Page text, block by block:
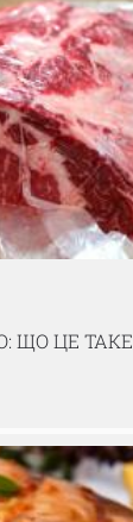
ЩО ЦЕ ТАКЕ